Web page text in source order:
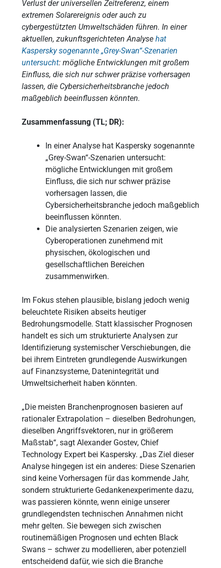
Verlust der universellen Zeitreferenz, einem
extremen Solarereignis oder auch zu
cybergestützten Umweltschäden führen. In einer
aktuellen, zukunftsgerichteten Analyse hat
Kaspersky sogenannte „Grey-Swan“-Szenarien
untersucht: mögliche Entwicklungen mit großem
Einfluss, die sich nur schwer präzise vorhersagen
lassen, die Cybersicherheitsbranche jedoch
maßgeblich beeinflussen könnten.
Zusammenfassung (TL; DR):
In einer Analyse hat Kaspersky sogenannte
„Grey-Swan“-Szenarien untersucht:
mögliche Entwicklungen mit großem
Einfluss, die sich nur schwer präzise
vorhersagen lassen, die
Cybersicherheitsbranche jedoch maßgeblich
beeinflussen könnten.
Die analysierten Szenarien zeigen, wie
Cyberoperationen zunehmend mit
physischen, ökologischen und
gesellschaftlichen Bereichen
zusammenwirken.
Im Fokus stehen plausible, bislang jedoch wenig
beleuchtete Risiken abseits heutiger
Bedrohungsmodelle. Statt klassischer Prognosen
handelt es sich um strukturierte Analysen zur
Identifizierung systemischer Verschiebungen, die
bei ihrem Eintreten grundlegende Auswirkungen
auf Finanzsysteme, Datenintegrität und
Umweltsicherheit haben könnten.
„Die meisten Branchenprognosen basieren auf
rationaler Extrapolation – dieselben Bedrohungen,
dieselben Angriffsvektoren, nur in größerem
Maßstab“, sagt Alexander Gostev, Chief
Technology Expert bei Kaspersky. „Das Ziel dieser
Analyse hingegen ist ein anderes: Diese Szenarien
sind keine Vorhersagen für das kommende Jahr,
sondern strukturierte Gedankenexperimente dazu,
was passieren könnte, wenn einige unserer
grundlegendsten technischen Annahmen nicht
mehr gelten. Sie bewegen sich zwischen
routinemäßigen Prognosen und echten Black
Swans – schwer zu modellieren, aber potenziell
entscheidend dafür, wie sich die Branche